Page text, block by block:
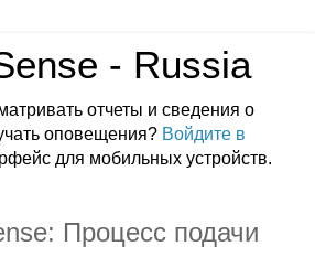
- Russia
отчеты и сведения о
оповещения? Войдите в
для мобильных устройств.
Процесс подачи